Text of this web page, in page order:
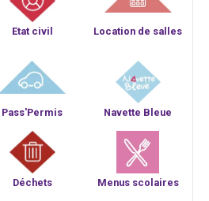
Etat civil Location de salles
Pass'Permis Navette Bleue
Déchets Menus scolaires